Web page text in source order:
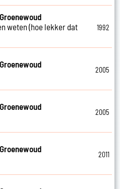
weten (hoe lekker dat
1992
2005
2005
2011